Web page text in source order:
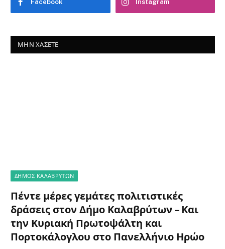
Facebook Instagram
ΜΗΝ ΧΆΣΕΤΕ
ΔΗΜΟΣ ΚΑΛΑΒΡΥΤΩΝ
Πέντε μέρες γεμάτες πολιτιστικές
δράσεις στον Δήμο Καλαβρύτων – Και
την Κυριακή Πρωτοψάλτη και
Πορτοκάλογλου στο Πανελλήνιο Ηρώο